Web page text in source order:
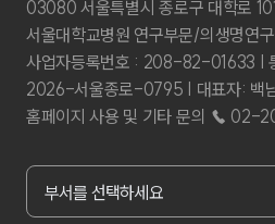
03080 서울특별시 종로구 대학로
서울대학교병원 연구부문/의생명연
사업자등록번호 : 208-82-01633 |
2026-서울종로-0795 | 대표자: 백
홈페이지 사용 및 기타 문의 ☎ 02-
부서홈페이지 바로가기
부서를 선택하세요